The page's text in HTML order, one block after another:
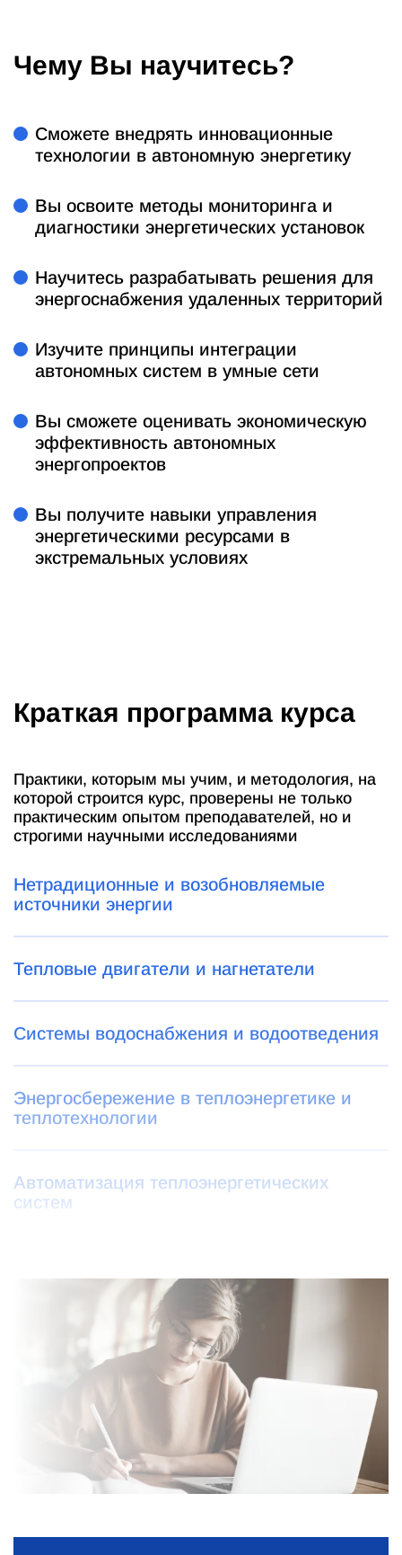
Чему Вы научитесь?
Сможете внедрять инновационные
технологии в автономную энергетику
Вы освоите методы мониторинга и
диагностики энергетических установок
Научитесь разрабатывать решения для
энергоснабжения удаленных территорий
Изучите принципы интеграции
автономных систем в умные сети
Вы сможете оценивать экономическую
эффективность автономных
энергопроектов
Вы получите навыки управления
энергетическими ресурсами в
экстремальных условиях
Краткая программа курса
Практики, которым мы учим, и методология, на
которой строится курс, проверены не только
практическим опытом преподавателей, но и
строгими научными исследованиями
Нетрадиционные и возобновляемые
источники энергии
Тепловые двигатели и нагнетатели
Системы водоснабжения и водоотведения
Энергосбережение в теплоэнергетике и
теплотехнологии
Автоматизация теплоэнергетических
систем